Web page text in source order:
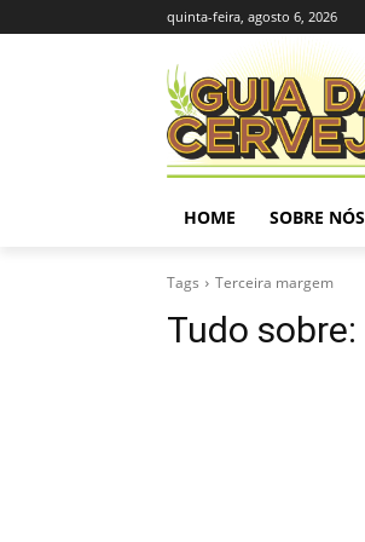
quinta-feira, agosto 6, 2026
HOME SOBRE NÓS
Tags Terceira margem
Tudo sobre: